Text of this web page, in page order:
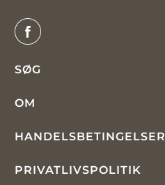
SØG
OM
HANDELSBETINGELSER
PRIVATLIVSPOLITIK